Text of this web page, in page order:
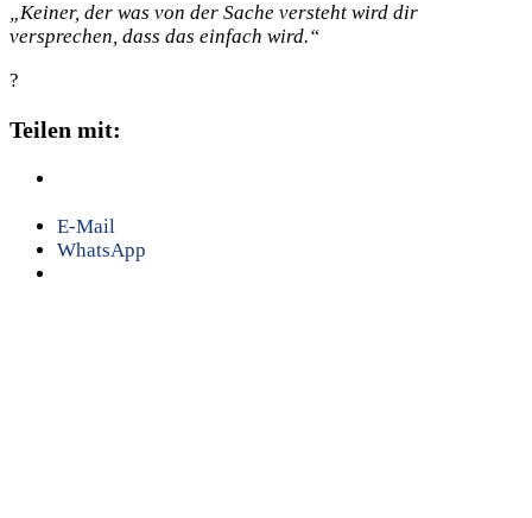
„Keiner, der was von der Sache versteht wird dir
versprechen, dass das einfach wird.“
?
Teilen mit:
E-Mail
WhatsApp